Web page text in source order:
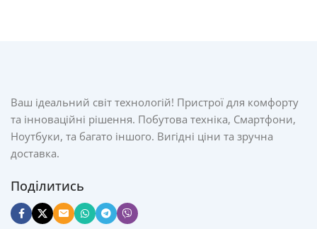
Ваш ідеальний світ технологій! Пристрої для комфорту
та інноваційні рішення. Побутова техніка, Смартфони,
Ноутбуки, та багато іншого. Вигідні ціни та зручна
доставка.
Поділитись